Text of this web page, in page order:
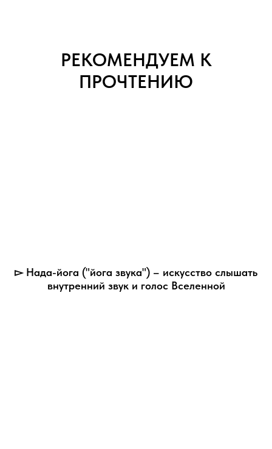
РЕКОМЕНДУЕМ К
ПРОЧТЕНИЮ
▻ Нада-йога ("йога звука") – искусство слышать
внутренний звук и голос Вселенной